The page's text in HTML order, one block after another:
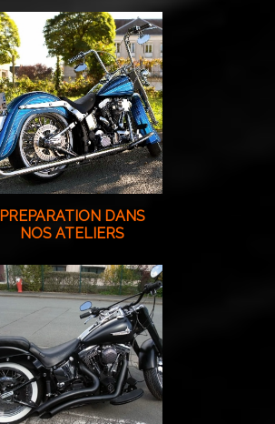
PREPARATION DANS
NOS ATELIERS